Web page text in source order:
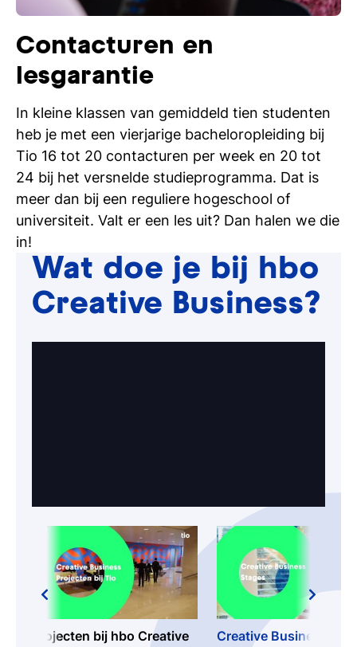
Contacturen en
lesgarantie
In kleine klassen van gemiddeld tien studenten
heb je met een vierjarige bacheloropleiding bij
Tio 16 tot 20 contacturen per week en 20 tot
24 bij het versnelde studieprogramma. Dat is
meer dan bij een reguliere hogeschool of
universiteit. Valt er een les uit? Dan halen we die
in!
Wat doe je bij hbo
Creative Business?
Projecten bij hbo Creative
Creative Business: